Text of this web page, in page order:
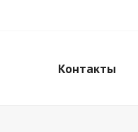
Контакты